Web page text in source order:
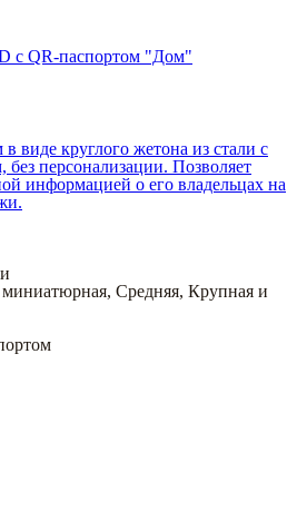
с QR-паспортом "Дом"
виде круглого жетона из стали с
персонализации. Позволяет
информацией о его владельцах на
, Средняя, Крупная и